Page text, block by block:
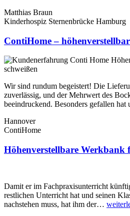
–
Werkbank“
Matthias Braun
Kinderhospiz Sternenbrücke Hamburg
ContiHome –
Wir sind rundum begeistert! Die
zuverlässig, und der Mehrwert des
beeindruckend. Besonders gefallen hat
Hannover
ContiHome
Höhenverstellbare Werkbank
Damit er im Fachpraxisunterricht
restlichen Unterricht hat und seinen
nachstehen muss, hat ihm der…